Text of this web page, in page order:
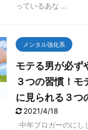
っているあな ...
メンタル強化系
モテる男が必ず
３つの習慣！モ
に見られる３つ
2021/4/18
中年ブロガーのにし